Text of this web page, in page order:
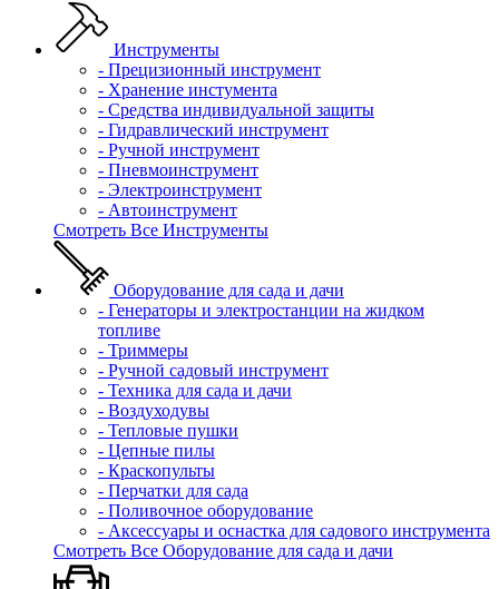
Инструменты
- Прецизионный инструмент
- Хранение инстумента
- Средства индивидуальной защиты
- Гидравлический инструмент
- Ручной инструмент
- Пневмоинструмент
- Электроинструмент
- Автоинструмент
Смотреть Все Инструменты
Оборудование для сада и дачи
- Генераторы и электростанции на жидком
топливе
- Триммеры
- Ручной садовый инструмент
- Техника для сада и дачи
- Воздуходувы
- Тепловые пушки
- Цепные пилы
- Краскопульты
- Перчатки для сада
- Поливочное оборудование
- Аксессуары и оснастка для садового инструмента
Смотреть Все Оборудование для сада и дачи